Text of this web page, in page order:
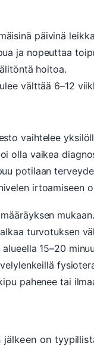
päivinä
ja nopeuttaa
hoitoa.
välttää 6–12
vaihtelee
olla vaikea
potilaan
irtoamiseen
mukaan.
turvotuksen
15–20
pahenee tai
jälkeen on